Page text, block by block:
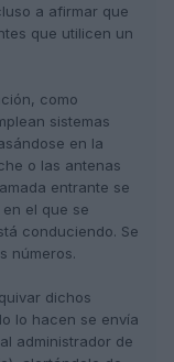
a afir­mar que
que utilicen un
como
sistemas
en la
o las antenas
entrante se
el que se
conduciendo. Se
números.
dichos
lo hacen se envía
administrador de